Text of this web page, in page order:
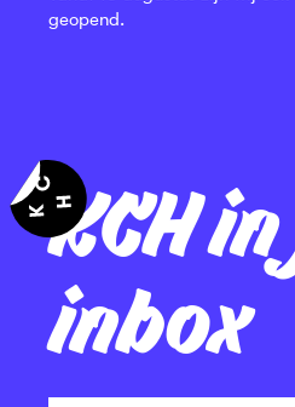
KCH
inbox
geopend.